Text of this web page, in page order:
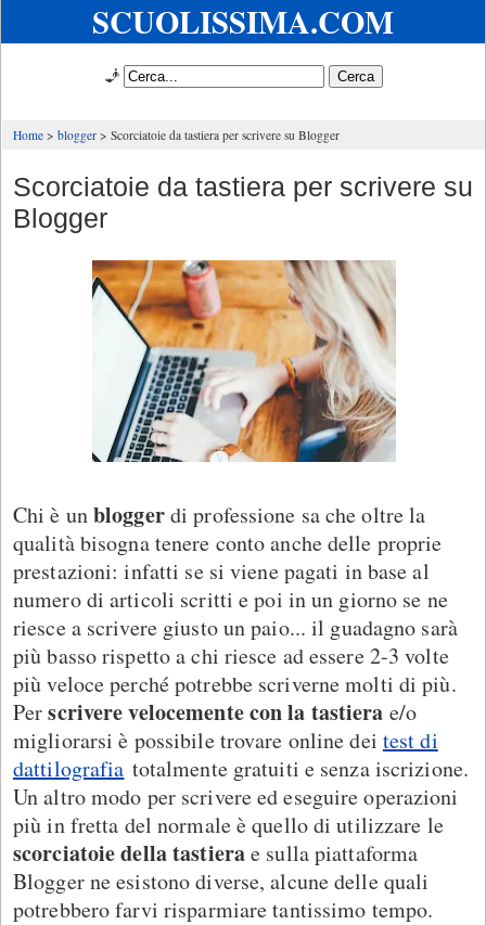
SCUOLISSIMA.COM
🧞
Home blogger Scorciatoie da tastiera per scrivere su Blogger
Scorciatoie da tastiera per scrivere su
Blogger
Chi è unbloggerdi professione sa che oltre la
qualità bisogna tenere conto anche delle proprie
prestazioni: infatti se si viene pagati in base al
numero di articoli scritti e poi in un giorno se ne
riesce a scrivere giusto un paio... il guadagno sarà
più basso rispetto a chi riesce ad essere 2-3 volte
più veloce perché potrebbe scriverne molti di più.
Perscrivere velocemente con la tastiera e/o
migliorarsi è possibile trovare online dei test di
dattilografia totalmente gratuiti e senza iscrizione.
Un altro modo per scrivere ed eseguire operazioni
più in fretta del normale è quello di utilizzare le
scorciatoie della tastierae sulla piattaforma
Blogger ne esistono diverse, alcune delle quali
potrebbero farvi risparmiare tantissimo tempo.